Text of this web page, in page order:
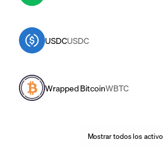
USDCUSDC
Wrapped BitcoinWBTC
Mostrar todos los